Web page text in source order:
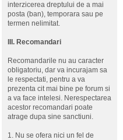
interzicerea dreptului de a mai
posta (ban), temporara sau pe
termen nelimitat.
III. Recomandari
Recomandarile nu au caracter
obligatoriu, dar va incurajam sa
le respectati, pentru a va
prezenta cit mai bine pe forum si
a va face intelesi. Nerespectarea
acestor recomandari poate
atrage dupa sine sanctiuni.
1. Nu se ofera nici un fel de